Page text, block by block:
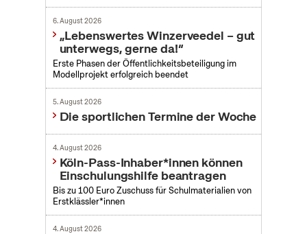
6. August 2026
„Lebenswertes Winzerveedel – gut
unterwegs, gerne da!“
Erste Phasen der Öffentlichkeitsbeteiligung im
Modellprojekt erfolgreich beendet
5. August 2026
Die sportlichen Termine der Woche
4. August 2026
Köln-Pass-Inhaber*innen können
Einschulungshilfe beantragen
Bis zu 100 Euro Zuschuss für Schulmaterialien von
Erstklässler*innen
4. August 2026